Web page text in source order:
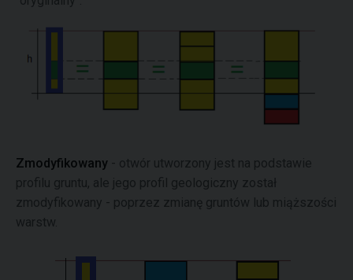
Zmodyfikowany - otwór utworzony jest na podstawie
profilu gruntu, ale jego profil geologiczny został
zmodyfikowany - poprzez zmianę gruntów lub miąższości
warstw.